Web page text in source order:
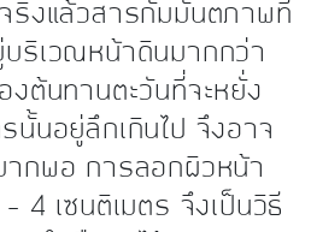
ริงแล้วสารกัมมันตภาพที่
บริเวณหน้าดินมากกว่า
งต้นทานตะวันที่จะหยั่ง
นั้นอยู่ลึกเกินไป จึงอาจ
ากพอ การลอกผิวหน้า
4 เซนติเมตร จึงเป็นวิธี